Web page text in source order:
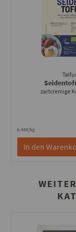
zartcremige
8.48€/kg
In den